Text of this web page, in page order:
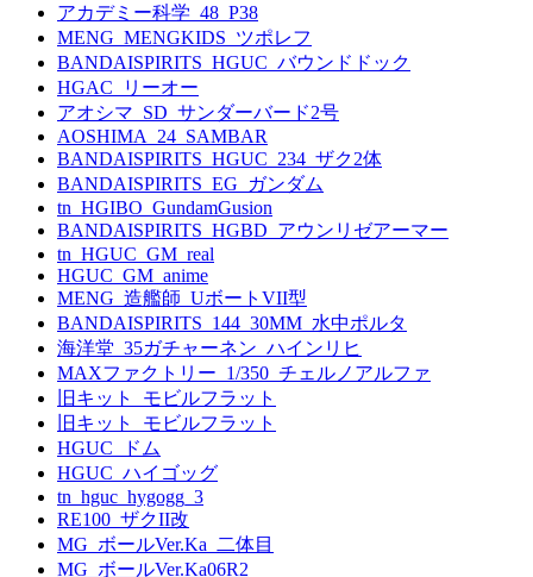
アカデミー科学_48_P38
MENG_MENGKIDS_ツポレフ
BANDAISPIRITS_HGUC_バウンドドック
HGAC_リーオー
アオシマ_SD_サンダーバード2号
AOSHIMA_24_SAMBAR
BANDAISPIRITS_HGUC_234_ザク2体
BANDAISPIRITS_EG_ガンダム
tn_HGIBO_GundamGusion
BANDAISPIRITS_HGBD_アウンリゼアーマー
tn_HGUC_GM_real
HGUC_GM_anime
MENG_造艦師_UボートVII型
BANDAISPIRITS_144_30MM_水中ポルタ
海洋堂_35ガチャーネン_ハインリヒ
MAXファクトリー_1/350_チェルノアルファ
旧キット_モビルフラット
旧キット_モビルフラット
HGUC_ドム
HGUC_ハイゴッグ
tn_hguc_hygogg_3
RE100_ザクII改
MG_ボールVer.Ka_二体目
MG_ボールVer.Ka06R2